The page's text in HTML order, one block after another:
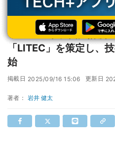
TDCソフト、西川計測の開発技術標準
TDCソフト、西川計測
「LITEC」を策定し、
始
掲載日 2025/09/16 15:06 更新日
著者： 岩井 健太